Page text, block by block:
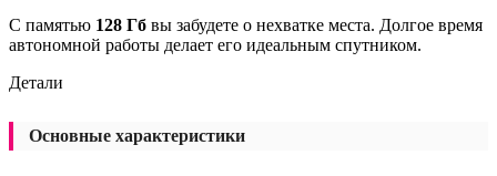
С памятью 128 Гб вы забудете о нехватке места. Долгое время
автономной работы делает его идеальным спутником.
Детали
Основные характеристики